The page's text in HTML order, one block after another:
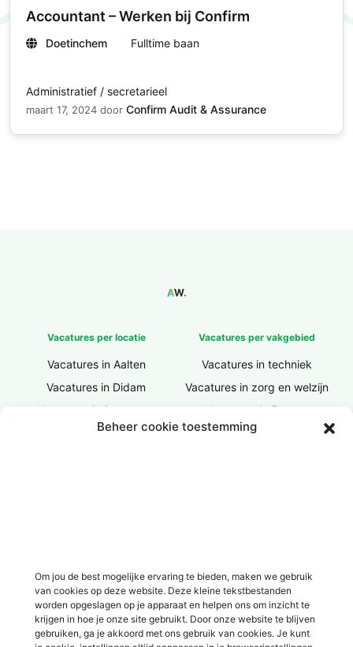
Beheer cookie toestemming
Om jou de best mogelijke ervaring te bieden, maken we gebruik
van cookies op deze website. Deze kleine tekstbestanden
worden opgeslagen op je apparaat en helpen ons om inzicht te
krijgen in hoe je onze site gebruikt. Door onze website te blijven
gebruiken, ga je akkoord met ons gebruik van cookies. Je kunt
Accountant – Werken bij Confirm
Doetinchem Fulltime baan
Administratief / secretarieel
maart 17, 2024 door Confirm Audit & Assurance
Vacatures per locatie
Vacatures in Aalten
Vacatures in Didam
Vacatures in Doesburg
Vacatures in Doetinchem
Vacatures in Varsseveld
Vacatures in Winterswijk
Vacatures in Zelhem
Vacatures in Zutphen
Vacatures per vakgebied
Vacatures in techniek
Vacatures in zorg en welzijn
Vacatures in finance
Vacatures in ICT / IT